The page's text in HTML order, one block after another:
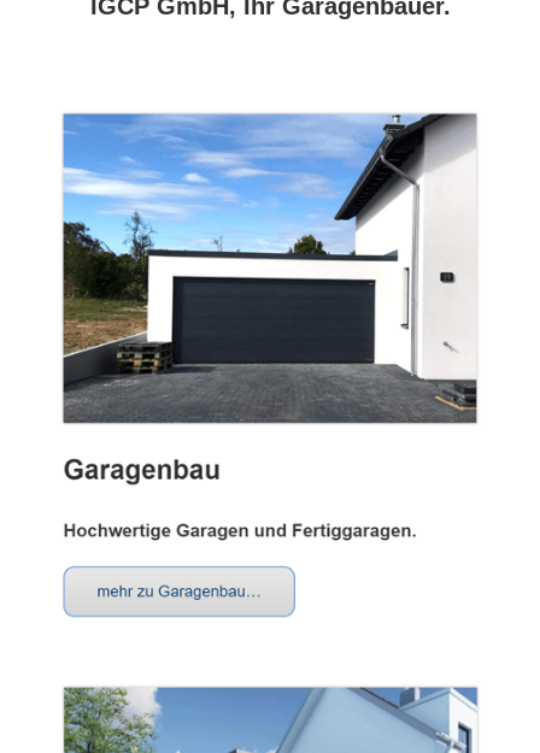
IGCP GmbH, Ihr Garagenbauer.